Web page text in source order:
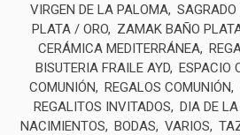
VIRGEN DE LA PALOMA
PLATA / ORO
ZAMAK BAÑO
CERÁMICA MEDITERRÁNEA
BISUTERIA FRAILE AYD ESPACIO
COMUNIÓN
REGALOS COMUNIÓN
REGALITOS INVITADOS
DIA DE
NACIMIENTOS
BODAS VARIOS